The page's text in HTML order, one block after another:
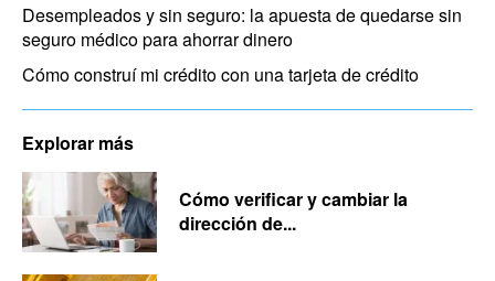
Desempleados y sin seguro: la apuesta de quedarse sin
seguro médico para ahorrar dinero
Cómo construí mi crédito con una tarjeta de crédito
Explorar más
Cómo verificar y cambiar la
dirección de...